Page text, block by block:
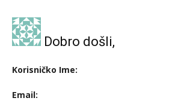
Dobro došli,
Korisničko Ime:
Email: